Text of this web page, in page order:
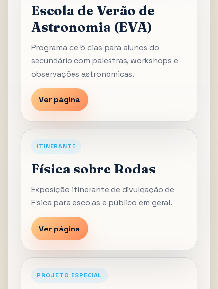
Escola de Verão de
Astronomia (EVA)
Programa de 5 dias para alunos do
secundário com palestras, workshops e
observações astronómicas.
Ver página
ITINERANTE
Física sobre Rodas
Exposição itinerante de divulgação de
Física para escolas e público em geral.
Ver página
PROJETO ESPECIAL